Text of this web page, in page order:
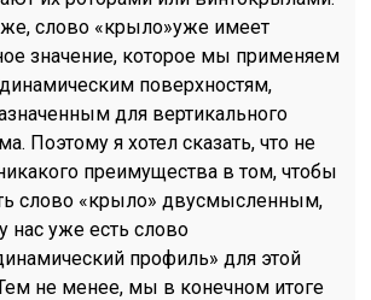
слово «крыло»уже имеет
значение, которое мы применяем
поверхностям,
для вертикального
Поэтому я хотел сказать, что не
преимущества в том, чтобы
слово «крыло» двусмысленным,
нас уже есть слово
профиль» для этой
не менее, мы в конечном итоге